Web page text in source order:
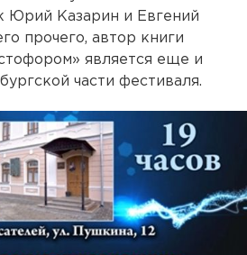
Юрий Казарин и Евгений
прочего, автор книги
является еще и
части фестиваля.